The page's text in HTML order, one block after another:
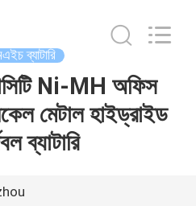
ব্যাটারি
Ni-MH অফিস
মেটাল হাইড্রাইড
ব্যাটারি